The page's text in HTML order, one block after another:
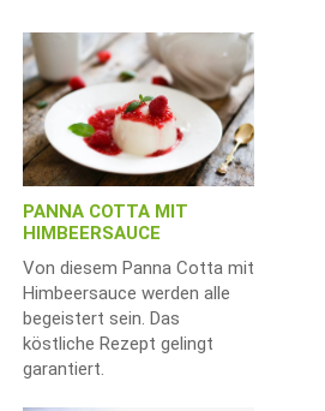
PANNA COTTA MIT
HIMBEERSAUCE
Von diesem Panna Cotta mit
Himbeersauce werden alle
begeistert sein. Das
köstliche Rezept gelingt
garantiert.